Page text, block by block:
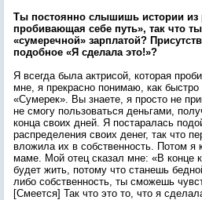
Ты постоянно слышишь истории из
пробивающая себе путь», так что
«сумеречной» зарплатой?
подобное «Я сделала это!»?
Я всегда была актрисой, которая
мне, я прекрасно понимаю, как быстро
«Сумерек». Вы знаете, я просто не
не смогу пользоваться деньгами,
конца своих дней. Я постаралась
распределения своих денег, так что
вложила их в собственность. Потом я
маме. Мой отец сказал мне: «В конце
будет жить, потому что станешь
либо собственность, ты сможешь
[Смеется] Так что это то, что я